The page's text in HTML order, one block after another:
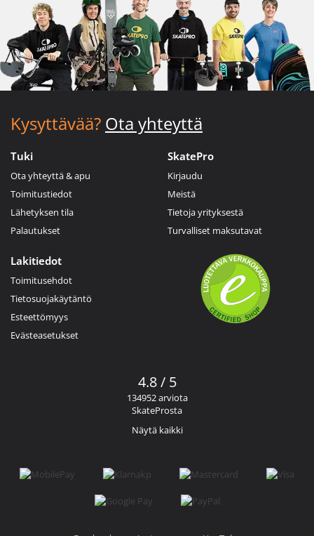
Kysyttävää? Ota yhteyttä
Tuki
Ota yhteyttä & apu
Toimitustiedot
Lähetyksen tila
Palautukset
SkatePro
Kirjaudu
Meistä
Tietoja yrityksestä
Turvalliset maksutavat
Lakitiedot
Toimitusehdot
Tietosuojakäytäntö
Esteettömyys
Evästeasetukset
4.8 / 5
134952 arviota
SkateProsta
Näytä kaikki